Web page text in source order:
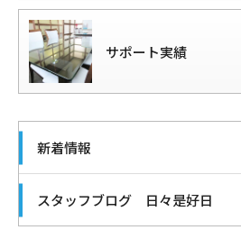
サポート実績
新着情報
スタッフブログ 日々是好日